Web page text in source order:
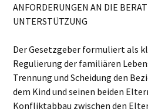
ANFORDERUNGEN AN DIE
UNTERSTÜTZUNG
Der Gesetzgeber formuliert als
Regulierung der familiären
Trennung und Scheidung den
dem Kind und seinen beiden
Konfliktabbau zwischen den